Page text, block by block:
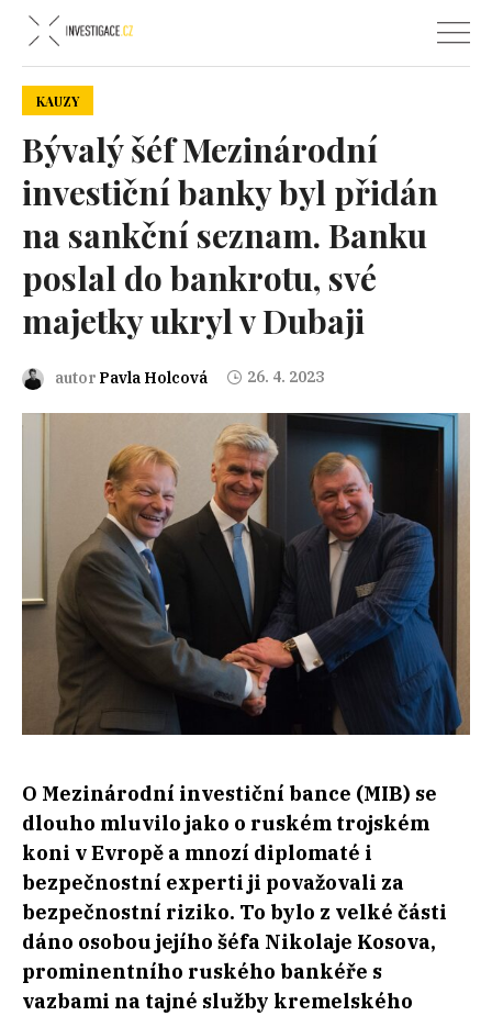
KAUZY
Bývalý šéf Mezinárodní
investiční banky byl přidán
na sankční seznam. Banku
poslal do bankrotu, své
majetky ukryl v Dubaji
autor Pavla Holcová 26. 4. 2023
O Mezinárodní investiční bance (MIB) se
dlouho mluvilo jako o ruském trojském
koni v Evropě a mnozí diplomaté i
bezpečnostní experti ji považovali za
bezpečnostní riziko. To bylo z velké části
dáno osobou jejího šéfa Nikolaje Kosova,
prominentního ruského bankéře s
vazbami na tajné služby kremelského